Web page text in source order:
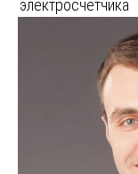
электросчетчика